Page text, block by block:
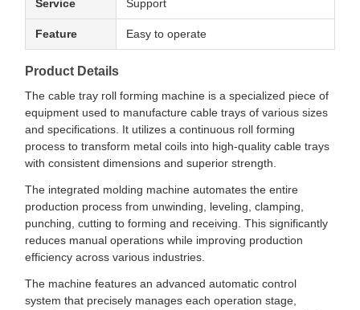
Service Support
Feature Easy to operate
Product Details
The cable tray roll forming machine is a specialized piece of
equipment used to manufacture cable trays of various sizes
and specifications. It utilizes a continuous roll forming
process to transform metal coils into high-quality cable trays
with consistent dimensions and superior strength.
The integrated molding machine automates the entire
production process from unwinding, leveling, clamping,
punching, cutting to forming and receiving. This significantly
reduces manual operations while improving production
efficiency across various industries.
The machine features an advanced automatic control
system that precisely manages each operation stage,